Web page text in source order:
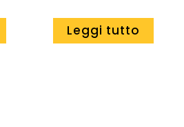
Leggi tutto